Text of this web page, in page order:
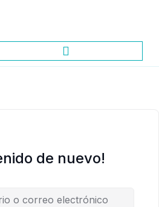
de nuevo!